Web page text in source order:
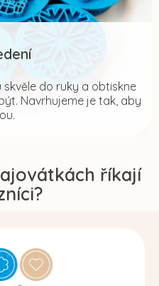
do ruky a obtiskne
Navrhujeme je tak, aby
říkají